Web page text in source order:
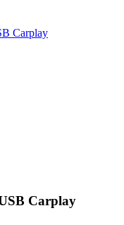
Carplay
Carplay